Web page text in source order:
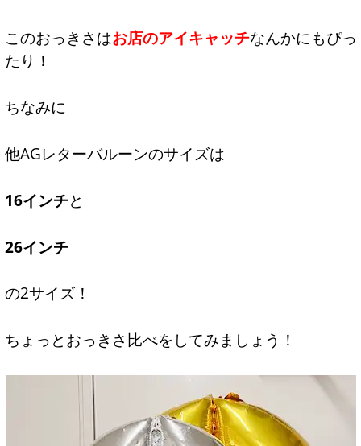
このおっきさはお店のアイキャッチなんかにもぴっ
たり！
ちなみに
他AGレターバルーンのサイズは
16インチと
26インチ
の2サイズ！
ちょっとおっきさ比べをしてみましょう！